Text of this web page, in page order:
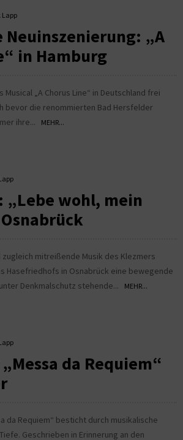
Neuinszenierung: „A
in Hamburg
„A Chorus Line“ in Deutschland frei
bevor die renommierten Bad Hersfelder
ihre...
MEHR...
„Lebe wohl, mein
zugleich mitreißende Musik des Klezmers
Hasefriedhofs in Osnabrück eine bewegende
Denkmalschutz stehende...
MEHR...
da Requiem“
da Requiem“ besticht durch musikalische
Geschrieben in Erinnerung an den